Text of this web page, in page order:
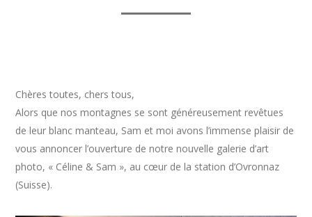
Chères toutes, chers tous,
Alors que nos montagnes se sont généreusement revêtues
de leur blanc manteau, Sam et moi avons l’immense plaisir de
vous annoncer l’ouverture de notre nouvelle galerie d’art
photo, « Céline & Sam », au cœur de la station d’Ovronnaz
(Suisse).